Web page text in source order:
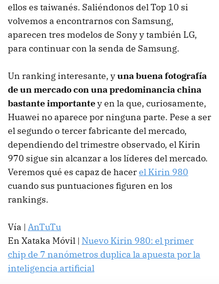
ellos es taiwanés. Saliéndonos del Top 10 si
volvemos a encontrarnos con Samsung,
aparecen tres modelos de Sony y también LG,
para continuar con la senda de Samsung.
Un ranking interesante, yuna buena fotografía
de un mercado con una predominancia china
bastante importantey en la que, curiosamente,
Huawei no aparece por ninguna parte. Pese a ser
el segundo o tercer fabricante del mercado,
dependiendo del trimestre observado, el Kirin
970 sigue sin alcanzar a los líderes del mercado.
Veremos qué es capaz de hacerel Kirin 980
cuando sus puntuaciones figuren en los
rankings.
Vía | AnTuTu
En Xataka Móvil | Nuevo Kirin 980: el primer
chip de 7 nanómetros duplica la apuesta por la
inteligencia artificial